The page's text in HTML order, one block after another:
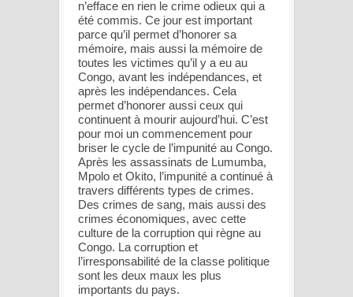
n’efface en rien le crime odieux qui a
été commis. Ce jour est important
parce qu’il permet d’honorer sa
mémoire, mais aussi la mémoire de
toutes les victimes qu’il y a eu au
Congo, avant les indépendances, et
après les indépendances. Cela
permet d’honorer aussi ceux qui
continuent à mourir aujourd’hui. C’est
pour moi un commencement pour
briser le cycle de l’impunité au Congo.
Après les assassinats de Lumumba,
Mpolo et Okito, l’impunité a continué à
travers différents types de crimes.
Des crimes de sang, mais aussi des
crimes économiques, avec cette
culture de la corruption qui règne au
Congo. La corruption et
l’irresponsabilité de la classe politique
sont les deux maux les plus
importants du pays.